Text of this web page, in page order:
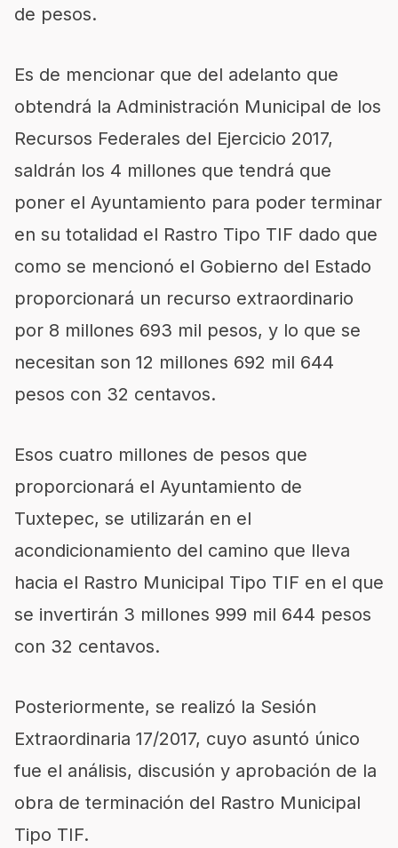
de pesos.
Es de mencionar que del adelanto que
obtendrá la Administración Municipal de los
Recursos Federales del Ejercicio 2017,
saldrán los 4 millones que tendrá que
poner el Ayuntamiento para poder terminar
en su totalidad el Rastro Tipo TIF dado que
como se mencionó el Gobierno del Estado
proporcionará un recurso extraordinario
por 8 millones 693 mil pesos, y lo que se
necesitan son 12 millones 692 mil 644
pesos con 32 centavos.
Esos cuatro millones de pesos que
proporcionará el Ayuntamiento de
Tuxtepec, se utilizarán en el
acondicionamiento del camino que lleva
hacia el Rastro Municipal Tipo TIF en el que
se invertirán 3 millones 999 mil 644 pesos
con 32 centavos.
Posteriormente, se realizó la Sesión
Extraordinaria 17/2017, cuyo asuntó único
fue el análisis, discusión y aprobación de la
obra de terminación del Rastro Municipal
Tipo TIF.